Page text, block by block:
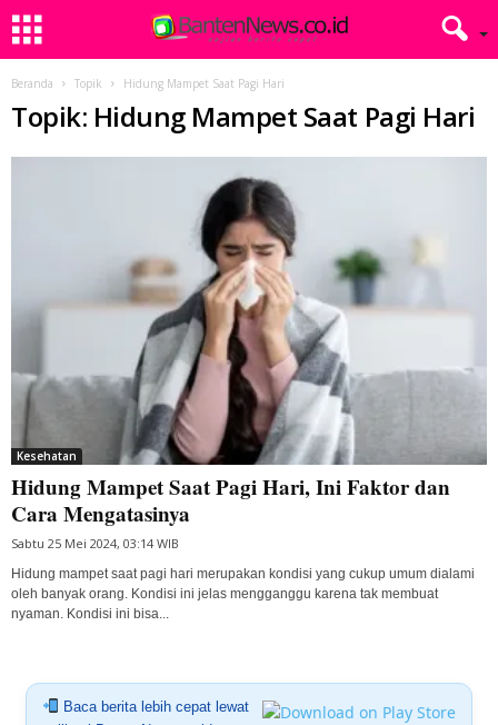
Beranda Topik Hidung Mampet Saat Pagi Hari
Topik: Hidung Mampet Saat Pagi Hari
Kesehatan
Hidung Mampet Saat Pagi Hari, Ini Faktor dan
Cara Mengatasinya
Sabtu 25 Mei 2024, 03:14 WIB
Hidung mampet saat pagi hari merupakan kondisi yang cukup umum dialami
oleh banyak orang. Kondisi ini jelas mengganggu karena tak membuat
nyaman. Kondisi ini bisa...
Baca berita lebih cepat lewat